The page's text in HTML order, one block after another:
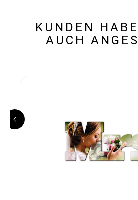
KUNDEN
AUCH